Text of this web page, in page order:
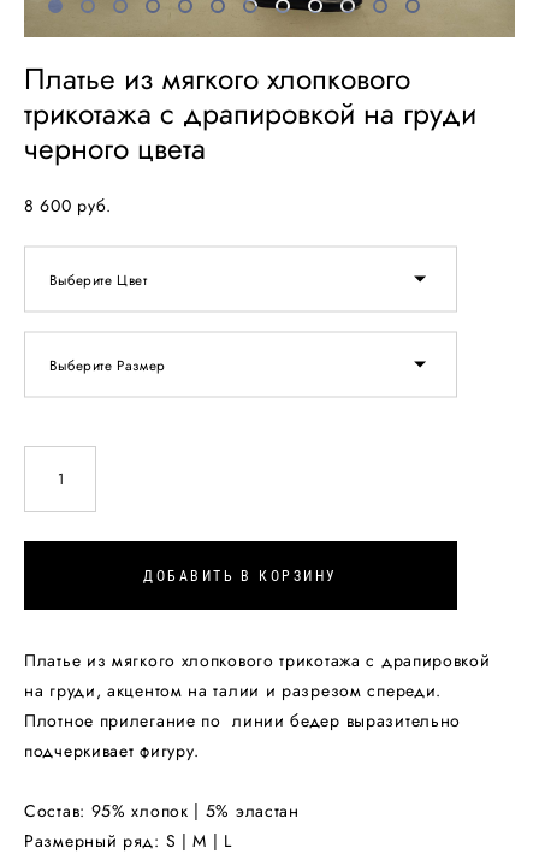
Платье из мягкого хлопкового
трикотажа с драпировкой на груди
черного цвета
8 600 pуб.
Выберите Цвет
Выберите Размер
ДОБАВИТЬ В КОРЗИНУ
Платье из мягкого хлопкового трикотажа с драпировкой
на груди, акцентом на талии и разрезом спереди.
Плотное прилегание по линии бедер выразительно
подчеркивает фигуру.
Состав: 95% хлопок | 5% эластан
Размерный ряд: S | M | L